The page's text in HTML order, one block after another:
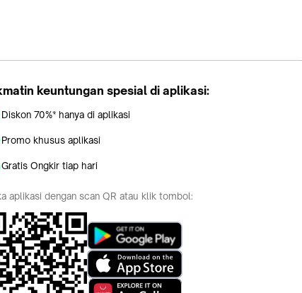
keuntungan spesial di aplikasi:
Diskon 70%* hanya di aplikasi
Promo khusus aplikasi
Gratis Ongkir tiap hari
aplikasi dengan scan QR atau klik tombol: